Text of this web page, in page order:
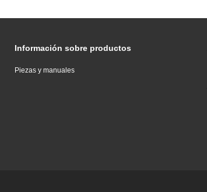
Información sobre productos
Piezas y manuales